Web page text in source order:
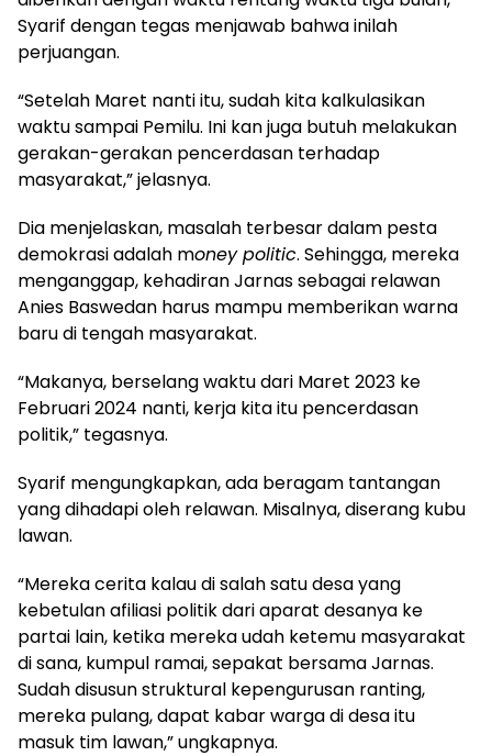
Syarif dengan tegas menjawab bahwa inilah
perjuangan.
“Setelah Maret nanti itu, sudah kita kalkulasikan
waktu sampai Pemilu. Ini kan juga butuh melakukan
gerakan-gerakan pencerdasan terhadap
masyarakat,” jelasnya.
Dia menjelaskan, masalah terbesar dalam pesta
demokrasi adalah money politic. Sehingga, mereka
menganggap, kehadiran Jarnas sebagai relawan
Anies Baswedan harus mampu memberikan warna
baru di tengah masyarakat.
“Makanya, berselang waktu dari Maret 2023 ke
Februari 2024 nanti, kerja kita itu pencerdasan
politik,” tegasnya.
Syarif mengungkapkan, ada beragam tantangan
yang dihadapi oleh relawan. Misalnya, diserang kubu
lawan.
“Mereka cerita kalau di salah satu desa yang
kebetulan afiliasi politik dari aparat desanya ke
partai lain, ketika mereka udah ketemu masyarakat
di sana, kumpul ramai, sepakat bersama Jarnas.
Sudah disusun struktural kepengurusan ranting,
mereka pulang, dapat kabar warga di desa itu
masuk tim lawan,” ungkapnya.